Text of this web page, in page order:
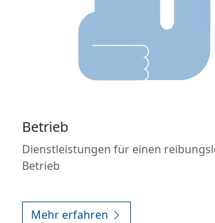
Betrieb
Dienstleistungen für einen
Betrieb
Mehr erfahren